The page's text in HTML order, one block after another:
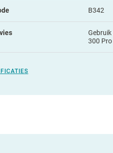
B342
Gebruik
300 Pro